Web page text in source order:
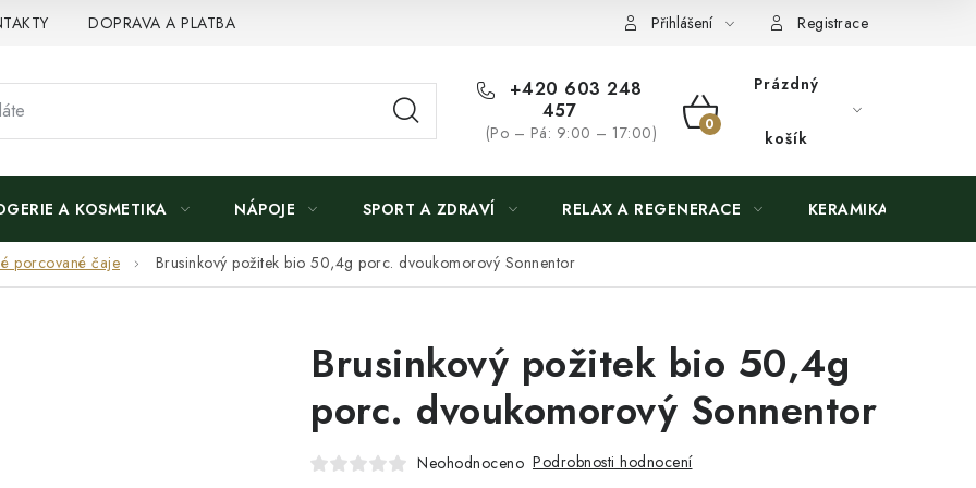
DOPRAVA A PLATBA Přihlášení Registrace
+420 603 248
457
(Po – Pá: 9:00 – 17:00)
NÁKUPNÍ
Prázdný
košík
A KOSMETIKA NÁPOJE SPORT A ZDRAVÍ RELAX A REGENERACE KERAMIKA
porcované čaje Brusinkový požitek bio 50,4g porc. dvoukomorový Sonnentor
Brusinkový požitek bio 50,4g
porc. dvoukomorový Sonnentor
Neohodnoceno Podrobnosti hodnocení